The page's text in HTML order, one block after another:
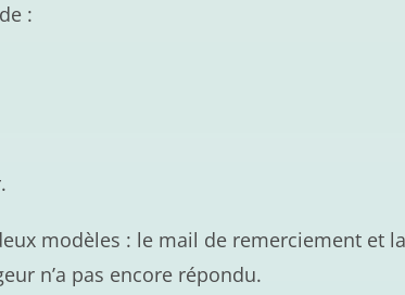
:
modèles : le mail de remerciement et la
n’a pas encore répondu.